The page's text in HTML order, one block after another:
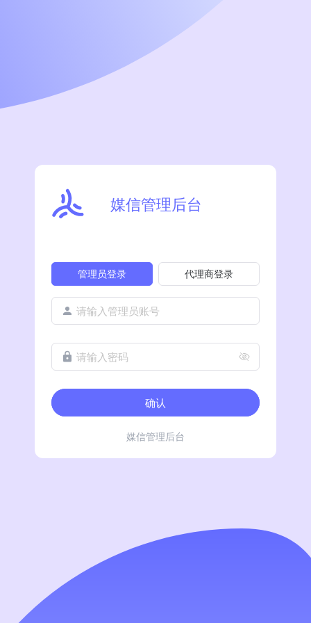
媒信管理后台
管理员登录 代理商登录
请输入管理员账号
请输入密码
确认
媒信管理后台